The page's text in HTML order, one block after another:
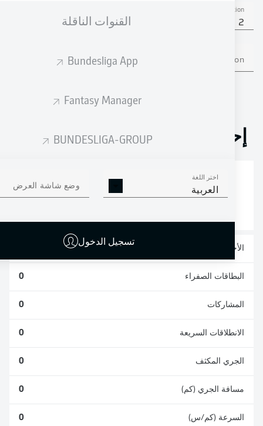
القنوات الناقلة
Bundesliga App
Fantasy Manager
BUNDESLIGA-GROUP
اختر اللغة
العربية وضع شاشة العرض
تسجيل الدخول
Competition
Bundesliga 2
Season
إحصائيات موسم 2025/2026
الافتكاكات الناجحة
الأخطاء المرتكبة
البطاقات الصفراء
المشاركات
الانطلاقات السريعة
الجري المكثف
مسافة الجري (كم)
السرعة (كم/س)